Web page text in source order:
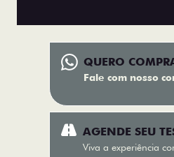
QUERO
Fale com nosso
AGENDE SEU
Viva a experiência